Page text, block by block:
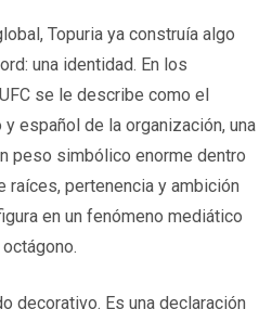
Topuria ya construía algo
una identidad. En los
se le describe como el
español de la organización, una
peso simbólico enorme dentro
raíces, pertenencia y ambición
en un fenómeno mediático
decorativo. Es una declaración